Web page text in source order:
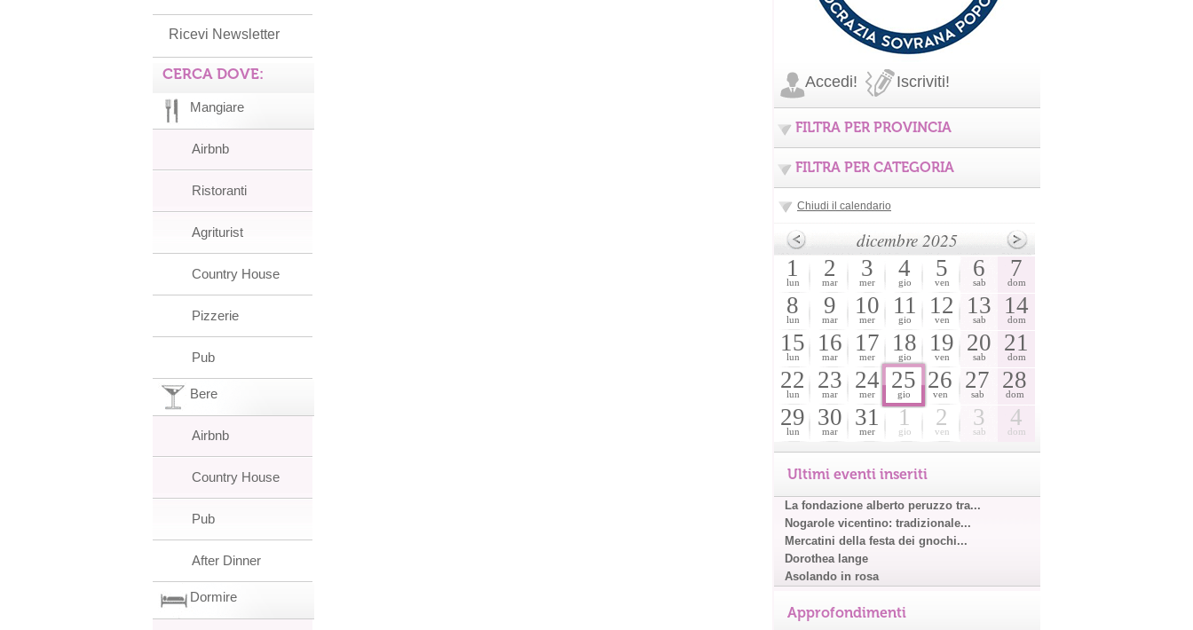
Ricevi Newsletter
CERCA DOVE:
Mangiare
Airbnb
Ristoranti
Agriturist
Country House
Pizzerie
Pub
Bere
Airbnb
Country House
Pub
After Dinner
Dormire
Accedi! Iscriviti!
FILTRA PER PROVINCIA
FILTRA PER CATEGORIA
Chiudi il calendario
dicembre 2025
1
lun
2
mar
3
mer
4
gio
5
ven
6
sab
7
dom
8
lun
9
mar
10
mer
11
gio
12
ven
13
sab
14
dom
15
lun
16
mar
17
mer
18
gio
19
ven
20
sab
21
dom
22
lun
23
mar
24
mer
25
gio
26
ven
27
sab
28
dom
29
lun
30
mar
31
mer
1
gio
2
ven
3
sab
4
dom
Ultimi eventi inseriti
La fondazione alberto peruzzo tra...
Nogarole vicentino: tradizionale...
Mercatini della festa dei gnochi...
Dorothea lange
Asolando in rosa
Approfondimenti